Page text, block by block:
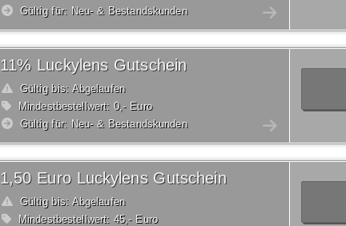
Gültig für: Neu- & Bestandskunden
11% Luckylens Gutschein
Gültig bis: Abgelaufen
Mindestbestellwert: 0,- Euro
Gültig für: Neu- & Bestandskunden
1,50 Euro Luckylens Gutschein
Gültig bis: Abgelaufen
Mindestbestellwert: 45,- Euro